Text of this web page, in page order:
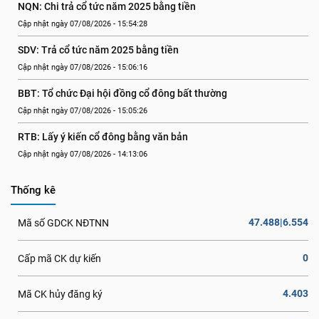
NQN: Chi trả cổ tức năm 2025 bằng tiền
Cập nhật ngày 07/08/2026 - 15:54:28
SDV: Trả cổ tức năm 2025 bằng tiền
Cập nhật ngày 07/08/2026 - 15:06:16
BBT: Tổ chức Đại hội đồng cổ đông bất thường
Cập nhật ngày 07/08/2026 - 15:05:26
RTB: Lấy ý kiến cổ đông bằng văn bản
Cập nhật ngày 07/08/2026 - 14:13:06
Thống kê
Mã số GDCK NĐTNN 47.488|6.554
Cấp mã CK dự kiến 0
Mã CK hủy đăng ký 4.403